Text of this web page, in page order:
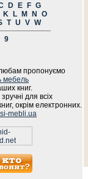
D E F G
K L M N
O
T U V W
9
пропонуємо
мебель
книг.
для всіх
окрім електронних.
mebli.ua